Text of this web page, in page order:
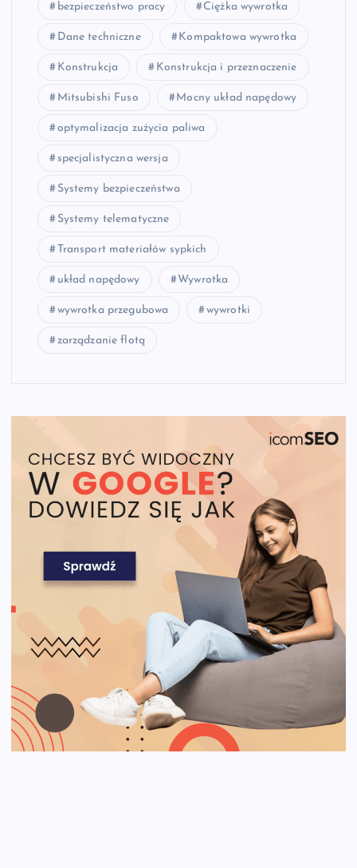
bezpieczeństwo pracy Ciężka wywrotka
Dane techniczne Kompaktowa wywrotka
Konstrukcja Konstrukcja i przeznaczenie
Mitsubishi Fuso Mocny układ napędowy
optymalizacja zużycia paliwa
specjalistyczna wersja
Systemy bezpieczeństwa
Systemy telematyczne
Transport materiałów sypkich
układ napędowy Wywrotka
wywrotka przegubowa wywrotki
zarządzanie flotą